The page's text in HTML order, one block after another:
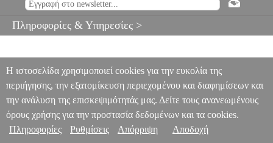
MSC.601746 BOOSEY
ΜΟΥΣΙΚΑ ΒΙΒΛΙΑ
NICOLAS ΟP. 42
Πληροφορίες & Υπηρεσίες >
Η ιστοσελίδα χρησιμοποιεί cookies για την ευκολία της
περιήγησης, την εξατομίκευση περιεχομένου και διαφημίσεων και
την ανάλυση της επισκεψιμότητάς μας. Δείτε τους ανανεωμένους
όρους χρήσης για την προστασία δεδομένων και τα cookies.
Πληροφορίες
Ρυθμίσεις Απόρριψη Αποδοχή